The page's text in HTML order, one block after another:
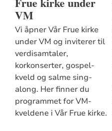
VM
Vi åpner Vår Frue kirke
under VM og inviterer til
verdisamtaler,
korkonserter, gospel-
kveld og salme sing-
along. Her finner du
programmet for VM-
kveldene i Vår Frue kirke.